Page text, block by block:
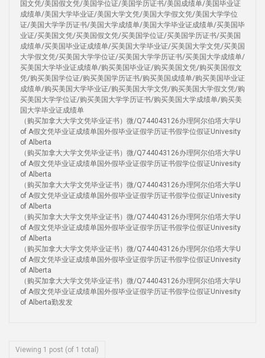
国文凭/美国假文凭/美国学位证/美国学历证书/美国成绩单/美国毕业证
成绩单/美国大学毕业证/美国大学文凭/美国大学假文凭/美国大学学位
证/美国大学学历证书/美国大学成绩单/美国大学毕业证成绩单/买美国毕
业证/买美国文凭/买美国假文凭/买美国学位证/买美国学历证书/买美国
成绩单/买美国毕业证成绩单/买美国大学毕业证/买美国大学文凭/买美国
大学假文凭/买美国大学学位证/买美国大学学历证书/买美国大学成绩单/
买美国大学毕业证成绩单/购买美国毕业证/购买美国文凭/购买美国假文
凭/购买美国学位证/购买美国学历证书/购买美国成绩单/购买美国毕业证
成绩单/购买美国大学毕业证/购买美国大学文凭/购买美国大学假文凭/购
买美国大学学位证/购买美国大学学历证书/购买美国大学成绩单/购买美
国大学毕业证成绩单
（购买加拿大大学文凭毕业证书）微/Q744043126办理阿尔伯塔大学U
of A假文凭毕业证成绩单国外假毕业证假学历证书假学位假证Univesity
of Alberta
（购买加拿大大学文凭毕业证书）微/Q744043126办理阿尔伯塔大学U
of A假文凭毕业证成绩单国外假毕业证假学历证书假学位假证Univesity
of Alberta
（购买加拿大大学文凭毕业证书）微/Q744043126办理阿尔伯塔大学U
of A假文凭毕业证成绩单国外假毕业证假学历证书假学位假证Univesity
of Alberta
（购买加拿大大学文凭毕业证书）微/Q744043126办理阿尔伯塔大学U
of A假文凭毕业证成绩单国外假毕业证假学历证书假学位假证Univesity
of Alberta
（购买加拿大大学文凭毕业证书）微/Q744043126办理阿尔伯塔大学U
of A假文凭毕业证成绩单国外假毕业证假学历证书假学位假证Univesity
of Alberta
（购买加拿大大学文凭毕业证书）微/Q744043126办理阿尔伯塔大学U
of A假文凭毕业证成绩单国外假毕业证假学历证书假学位假证Univesity
of Alberta勤发发
Viewing 1 post (of 1 total)